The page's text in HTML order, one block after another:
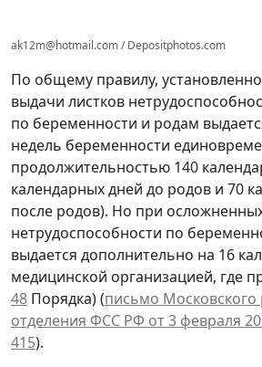
ak12m@hotmail.com / Depositphotos.com
По общему правилу,
выдачи листков
по беременности и родам
недель беременности
продолжительностью 140
календарных дней до родов и 70
после родов). Но при
нетрудоспособности по
выдается дополнительно на 16
медицинской организацией, где
48 Порядка) (письмо Московского
отделения ФСС РФ от 3 февраля
415).